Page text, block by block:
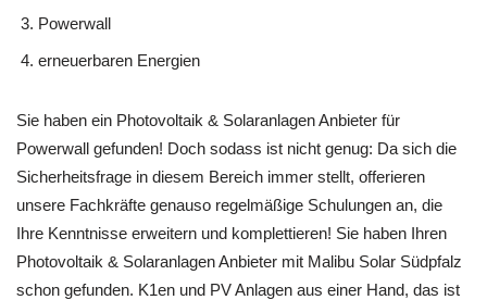
Powerwall
erneuerbaren Energien
Sie haben ein Photovoltaik & Solaranlagen Anbieter für
Powerwall gefunden! Doch sodass ist nicht genug: Da sich die
Sicherheitsfrage in diesem Bereich immer stellt, offerieren
unsere Fachkräfte genauso regelmäßige Schulungen an, die
Ihre Kenntnisse erweitern und komplettieren! Sie haben Ihren
Photovoltaik & Solaranlagen Anbieter mit Malibu Solar Südpfalz
schon gefunden. K1en und PV Anlagen aus einer Hand, das ist